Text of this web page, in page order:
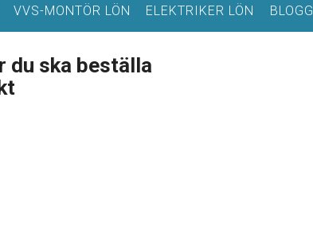
VVS-MONTÖR LÖN ELEKTRIKER LÖN BLOGG
du ska beställa